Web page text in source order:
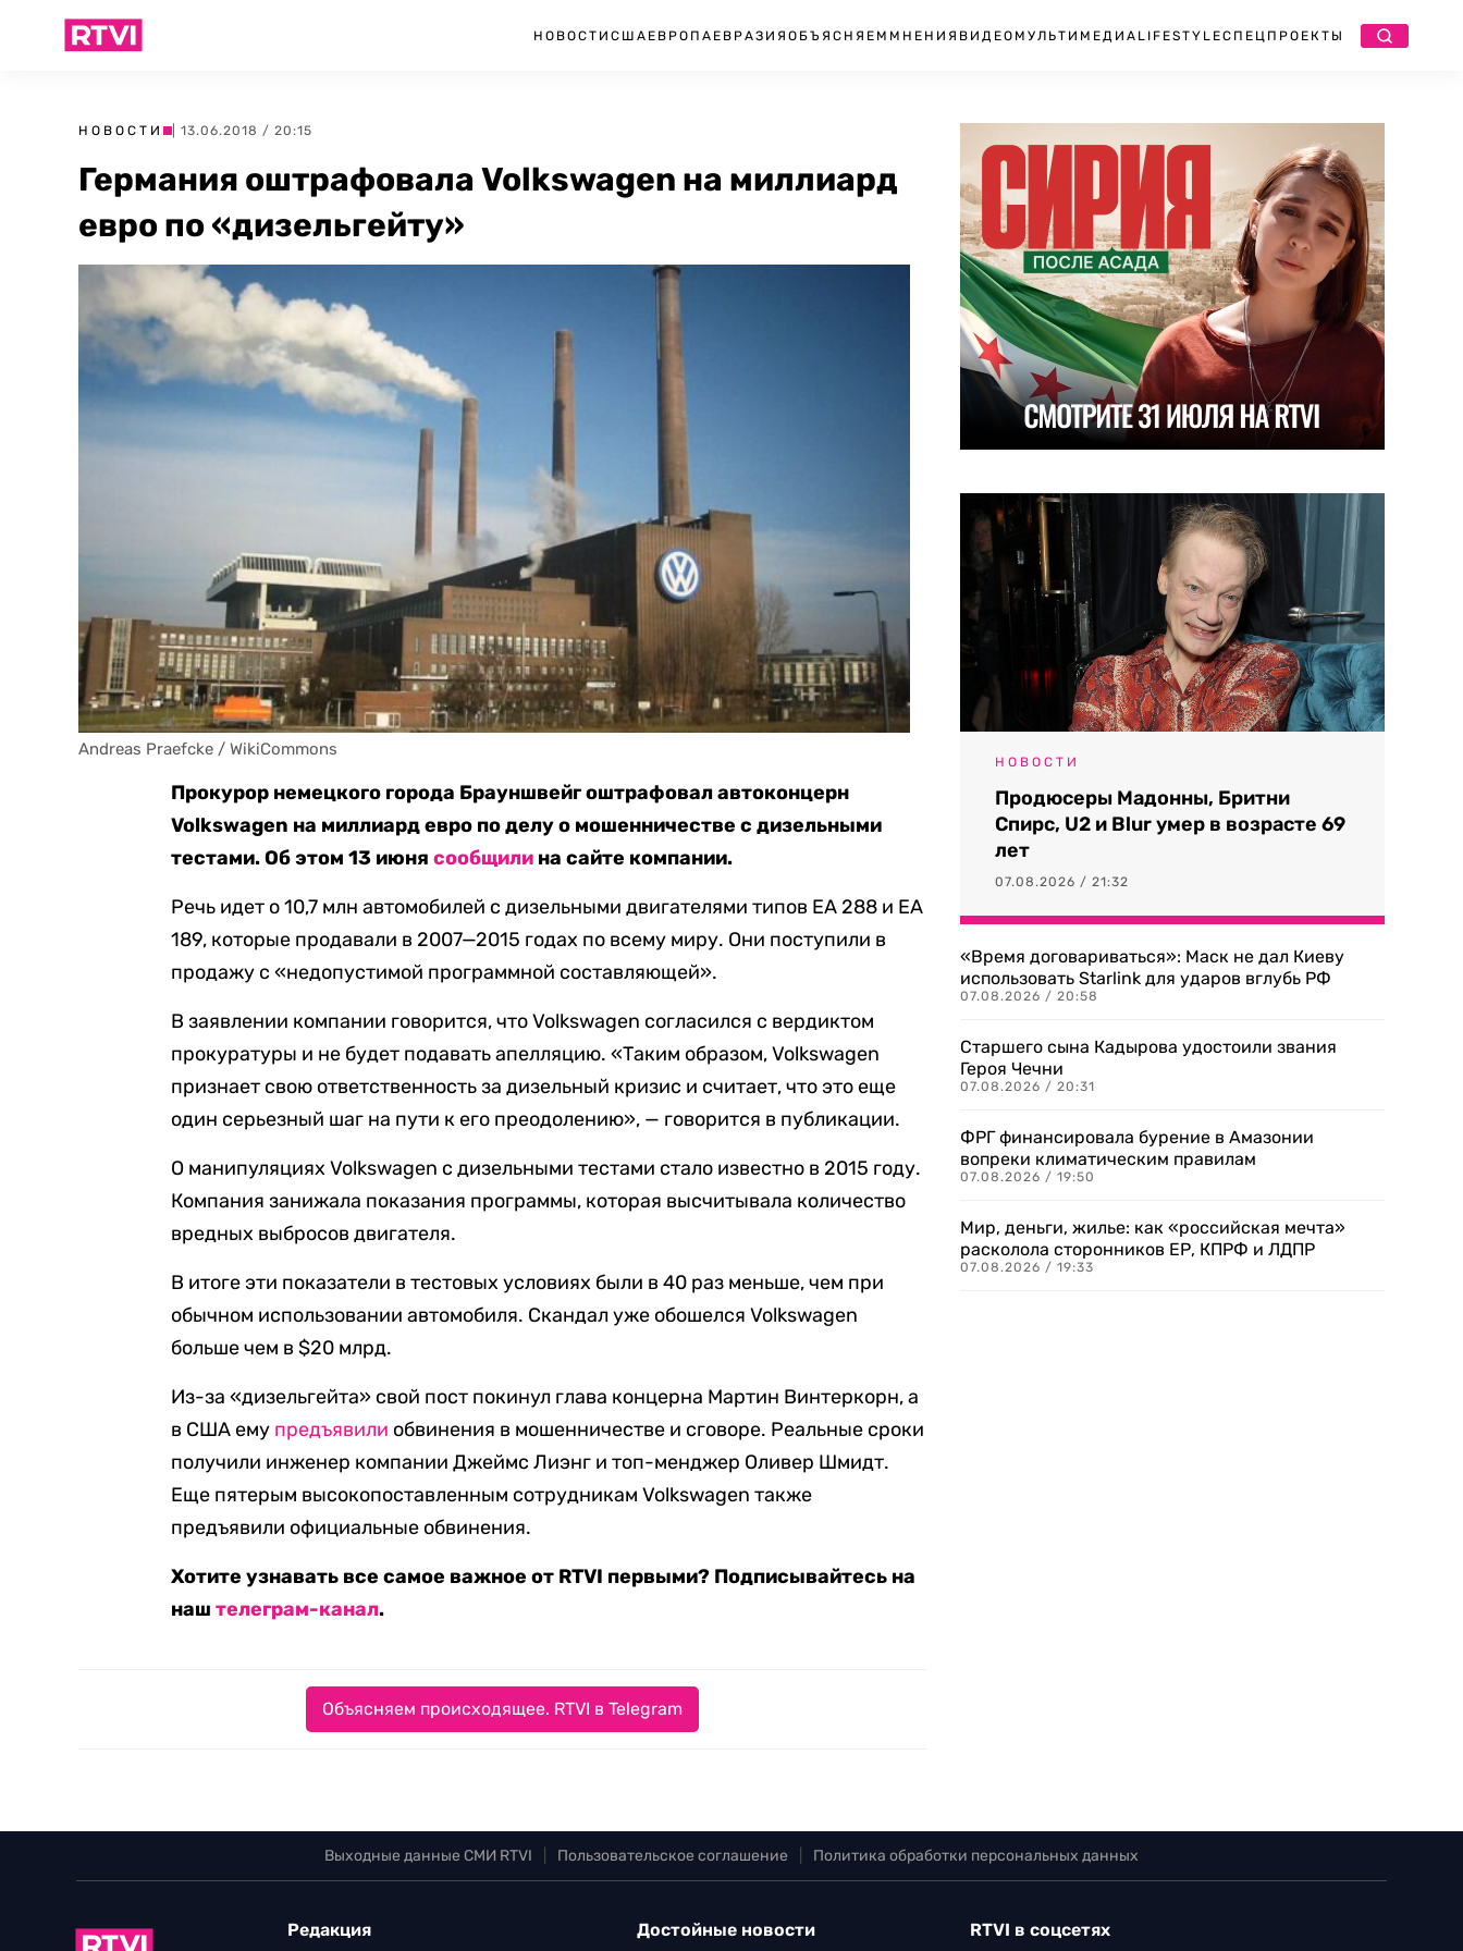
НОВОСТИ США ЕВРОПА ЕВРАЗИЯ ОБЪЯСНЯЕМ МНЕНИЯ ВИДЕО МУЛЬТИМЕДИА LIFESTYLEСПЕЦПРОЕКТЫ
НОВОСТИ | 13.06.2018 / 20:15
Германия оштрафовала Volkswagen на миллиард
евро по «дизельгейту»
Andreas Praefcke / WikiCommons
Прокурор немецкого города Брауншвейг оштрафовал автоконцерн
Volkswagen на миллиард евро по делу о мошенничестве с дизельными
тестами. Об этом 13 июнясообщили на сайте компании.
Речь идет о 10,7 млн автомобилей с дизельными двигателями типов EA 288 и EA
189, которые продавали в 2007—2015 годах по всему миру. Они поступили в
продажу с «недопустимой программной составляющей».
В заявлении компании говорится, что Volkswagen согласился с вердиктом
прокуратуры и не будет подавать апелляцию. «Таким образом, Volkswagen
признает свою ответственность за дизельный кризис и считает, что это еще
один серьезный шаг на пути к его преодолению», — говорится в публикации.
О манипуляциях Volkswagen с дизельными тестами стало известно в 2015 году.
Компания занижала показания программы, которая высчитывала количество
вредных выбросов двигателя.
В итоге эти показатели в тестовых условиях были в 40 раз меньше, чем при
обычном использовании автомобиля. Скандал уже обошелся Volkswagen
больше чем в $20 млрд.
Из-за «дизельгейта» свой пост покинул глава концерна Мартин Винтеркорн, а
в США ему предъявили обвинения в мошенничестве и сговоре. Реальные сроки
получили инженер компании Джеймс Лиэнг и топ-менджер Оливер Шмидт.
Еще пятерым высокопоставленным сотрудникам Volkswagen также
предъявили официальные обвинения.
Хотите узнавать все самое важное от RTVI первыми? Подписывайтесь на
наштелеграм-канал.
Объясняем происходящее. RTVI в Telegram
НОВОСТИ
Продюсеры Мадонны, Бритни
Спирс, U2 и Blur умер в возрасте 69
лет
07.08.2026 / 21:32
«Время договариваться»: Маск не дал Киеву
использовать Starlink для ударов вглубь РФ
07.08.2026 / 20:58
Старшего сына Кадырова удостоили звания
Героя Чечни
07.08.2026 / 20:31
ФРГ финансировала бурение в Амазонии
вопреки климатическим правилам
07.08.2026 / 19:50
Мир, деньги, жилье: как «российская мечта»
расколола сторонников ЕР, КПРФ и ЛДПР
07.08.2026 / 19:33
Выходные данные СМИ RTVI Пользовательское соглашение Политика обработки персональных данных
Редакция Достойные новости RTVI в соцсетях